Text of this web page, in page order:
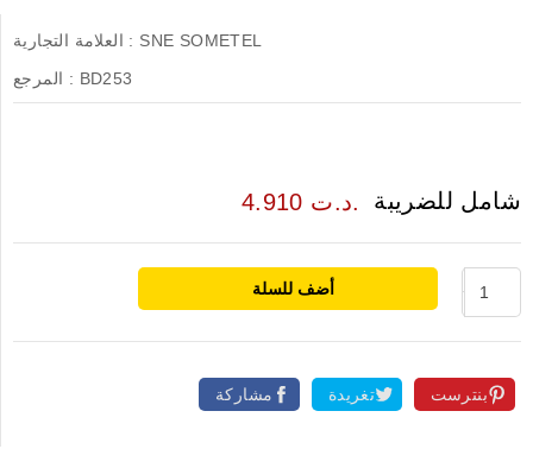
العلامة التجارية : SNE SOMETEL
المرجع : BD253
4.910 د.ت. شامل للضريبة
أضف للسلة
مشاركة تغريدة بنترست